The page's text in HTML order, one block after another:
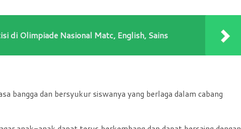
di Olimpiade Nasional Matc, English, Sains
bangga dan bersyukur siswanya yang berlaga dalam cabang